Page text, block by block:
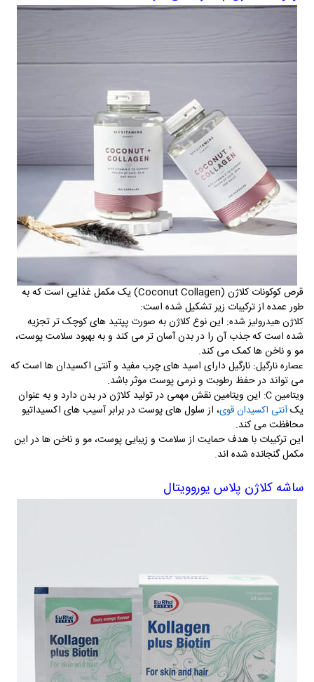
قرص کوکونات کلاژن (Coconut Collagen)یک مکمل غذایی است که به
طور عمده از ترکیبات زیر تشکیل شده است:
کلاژن هیدرولیز شده: این نوع کلاژن به صورت پپتید های کوچک تر تجزیه
شده است که جذب آن را در بدن آسان تر می کند و به بهبود سلامت پوست،
مو و ناخن ها کمک می کند.
عصاره نارگیل: نارگیل دارای اسید های چرب مفید و آنتی اکسیدان ها است که
می تواند در حفظ رطوبت و نرمی پوست موثر باشد.
ویتامینC
: این ویتامین نقش مهمی در تولید کلاژن در بدن دارد و به عنوان
یکآنتی اکسیدان قوی، از سلول های پوست در برابر آسیب های اکسیداتیو
محافظت می کند.
این ترکیبات با هدف حمایت از سلامت و زیبایی پوست، مو و ناخن ها در این
مکمل گنجانده شده اند.
ساشه کلاژن پلاس یوروویتال